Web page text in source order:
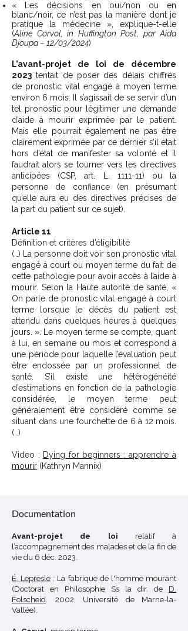
« Les décisions en oui/non ou en
blanc/noir, ce n’est pas la manière dont je
pratique la médecine », explique-t-elle
(Aline Corvol, in Huffington Post, par Aida
Djoupa – 12/03/2024)
L’avant-projet de loi de décembre
2023 tentait de poser des délais chiffrés
de pronostic vital engagé à moyen terme
environ 6 mois. Il s’agissait de se servir d’un
tel pronostic pour légitimer une demande
d’aide à mourir exprimée par le patient.
Mais elle pourrait également ne pas être
clairement exprimée par ce dernier s’il était
hors d’état de manifester sa volonté et il
faudrait alors se tourner vers les directives
anticipées (CSP, art. L. 1111-11) ou la
personne de confiance (en présumant
qu’elle aura eu des directives précises de
la part du patient sur ce sujet).
Article 11
Définition et critères d’éligibilité
(…) La personne doit voir son pronostic vital
engagé à court ou moyen terme du fait de
cette pathologie pour avoir accès à l’aide à
mourir. Selon la Haute autorité de santé, «
On parle de pronostic vital engagé à court
terme lorsque le décès du patient est
attendu dans quelques heures à quelques
jours. ». Le moyen terme se compte, quant
à lui, en semaine ou mois et correspond à
une période pour laquelle l’évaluation peut
être endossée par un professionnel de
santé. S’il existe une hétérogénéité
d’estimations en fonction de la pathologie
considérée, le moyen terme peut
généralement être considéré comme se
situant dans une fourchette de 6 à 12 mois.
(…)
Video : Dying for beginners : apprendre à
mourir (Kathryn Mannix)
Documentation
Avant-projet de loi relatif à
l’accompagnement des malades et de la fin de
vie du 6 déc. 2023.
É. Lepresle : La fabrique de l'homme mourant
(Doctorat en Philosophie Ss la dir. de D.
Folscheid. 2002, Université de Marne-la-
Vallée).